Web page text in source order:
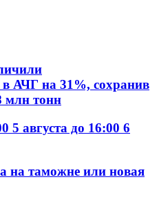
АЧГ на 31%, сохранив
млн тонн
5 августа до 16:00 6
на таможне или новая